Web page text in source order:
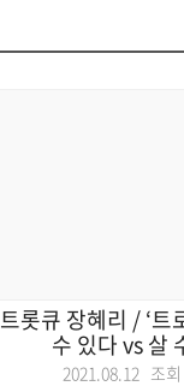
트롯큐 장혜리 / ‘트
수 있다 vs 살
2021.08.12 조회